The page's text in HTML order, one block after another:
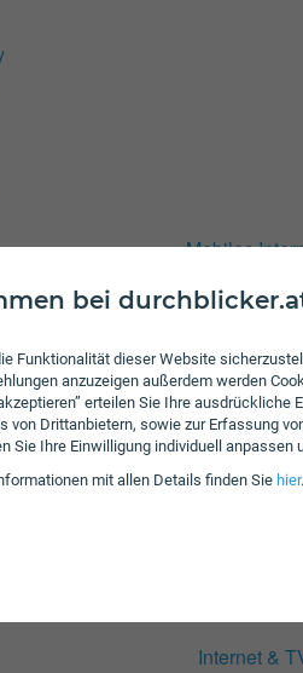
bei
Funktionalität dieser Website
anzuzeigen außerdem werden
erteilen Sie Ihre ausdrückliche
von Drittanbietern, sowie zur Erfassung
Sie Ihre Einwilligung individuell
mit allen Details finden Sie hier.
Mobiles
Flex
Flex
50 Flex
150
50
Internet &